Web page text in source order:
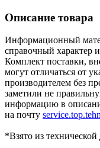
Описание товара
Информационный
справочный характер
Комплект поставки,
могут отличаться от
производителем без
заметили не
информацию в
на почту
*Взято из